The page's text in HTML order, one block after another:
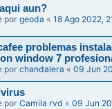
aun?
porgeoda «18 Ago 2022,
problemas
window 7
porchandalera «09 Jun
porCamila rvd «09 Jun